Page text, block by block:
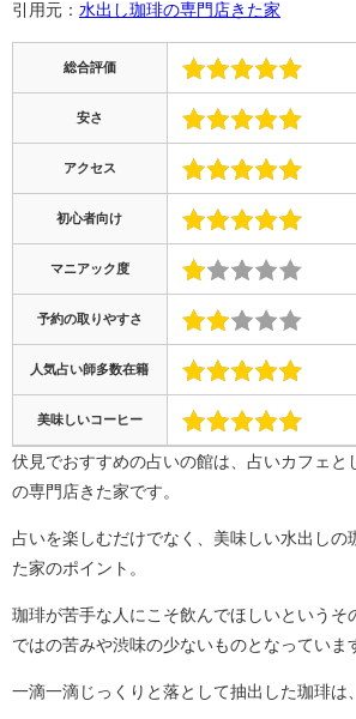
引用元： 水出し珈琲の専門店きた家
総合評価
安さ
アクセス
初心者向け
マニアック度
予約の取りやすさ
人気占い師多数在籍
美味しいコーヒー
伏見でおすすめの占いの館は、占いカフェと
の専門店きた家です。
占いを楽しむだけでなく、美味しい水出しの
た家のポイント。
珈琲が苦手な人にこそ飲んでほしいというそ
ではの苦みや渋味の少ないものとなっていま
一滴一滴じっくりと落として抽出した珈琲は